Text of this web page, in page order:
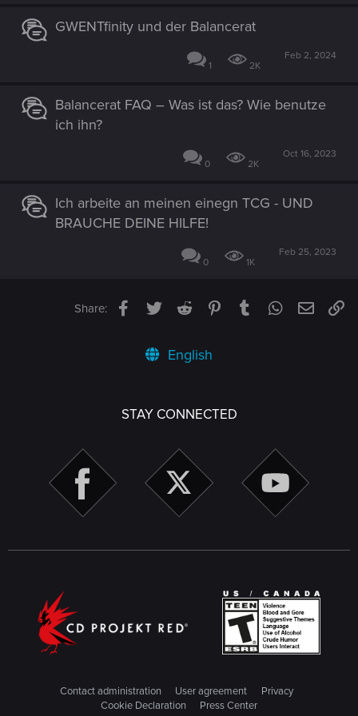
GWENTfinity und der Balancerat
1 2K
Feb 2, 2024
Balancerat FAQ – Was ist das? Wie benutze
ich ihn?
0 2K
Oct 16, 2023
Ich arbeite an meinen einegn TCG - UND
BRAUCHE DEINE HILFE!
0 1K
Feb 25, 2023
Share: Facebook
TwitterReddit PinterestTumblrWhatsApp
Email
English
STAY CONNECTED
Contact administration User agreement
Privacy
Cookie Declaration
Press Center